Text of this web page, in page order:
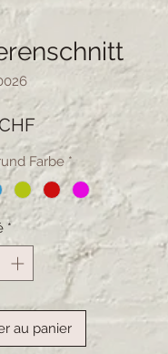
Prix
Farbe *
*
au panier